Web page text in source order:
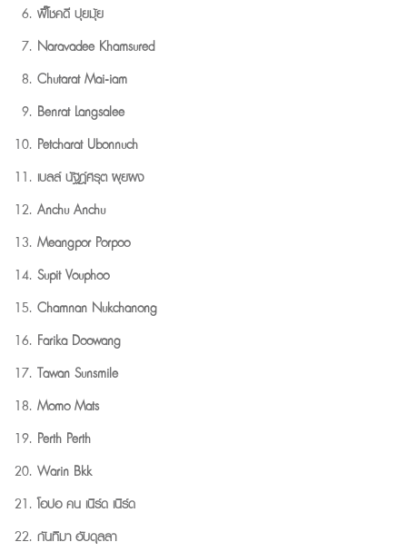
พิ๊โชคดี ปุยมุ้ย
Naravadee Khamsured
Chutarat Mai-iam
Benrat Langsalee
Petcharat Ubonnuch
เบลล์ นัฐฎ์ศรุต ผุยผง
Anchu Anchu
Meangpor Porpoo
Supit Vouphoo
Chamnan Nukchanong
Farika Doowang
Tawan Sunsmile
Momo Mats
Perth Perth
Warin Bkk
โอปอ คน เนิร์ด เนิร์ด
กันทิมา อับดุลลา